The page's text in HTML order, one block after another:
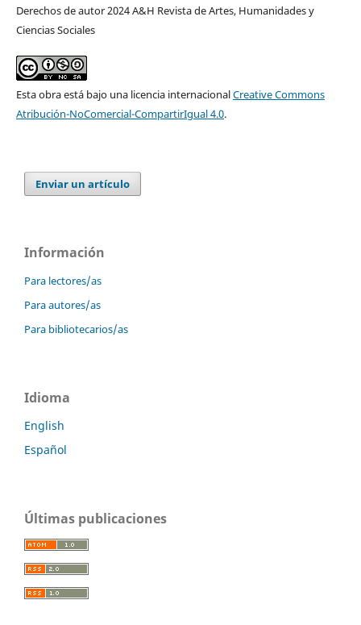
Derechos de autor 2024 A&H Revista de Artes, Humanidades y
Ciencias Sociales
Esta obra está bajo una licencia internacionalCreative Commons
Atribución-NoComercial-CompartirIgual 4.0.
Enviar un artículo
Información
Para lectores/as
Para autores/as
Para bibliotecarios/as
Idioma
English
Español
Últimas publicaciones